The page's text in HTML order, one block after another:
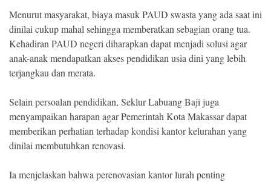
Menurut masyarakat, biaya masuk PAUD swasta yang ada saat ini
dinilai cukup mahal sehingga memberatkan sebagian orang tua.
Kehadiran PAUD negeri diharapkan dapat menjadi solusi agar
anak-anak mendapatkan akses pendidikan usia dini yang lebih
terjangkau dan merata.
Selain persoalan pendidikan, Seklur Labuang Baji juga
menyampaikan harapan agar Pemerintah Kota Makassar dapat
memberikan perhatian terhadap kondisi kantor kelurahan yang
dinilai membutuhkan renovasi.
Ia menjelaskan bahwa perenovasian kantor lurah penting